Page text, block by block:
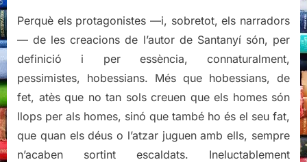
Perquè els protagonistes —i, sobretot, els narradors
— de les creacions de l’autor de Santanyí són, per
definició i per essència, connaturalment,
pessimistes, hobessians. Més que hobessians, de
fet, atès que no tan sols creuen que els homes són
llops per als homes, sinó que també ho és el seu fat,
que quan els déus o l’atzar juguen amb ells, sempre
n’acaben sortint escaldats. Ineluctablement